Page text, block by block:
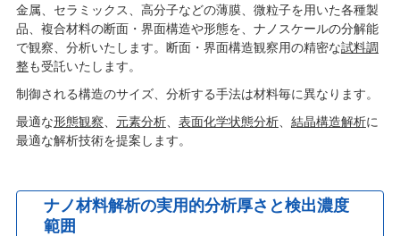
金属、セラミックス、高分子などの薄膜、微粒子を用いた各種製
品、複合材料の断面・界面構造や形態を、ナノスケールの分解能
で観察、分析いたします。断面・界面構造観察用の精密な試料調
整も受託いたします。
制御される構造のサイズ、分析する手法は材料毎に異なります。
最適な形態観察 元素分析、 表面化学状態分析、 結晶構造解析に
最適な解析技術を提案します。
ナノ材料解析の実用的分析厚さと検出濃度
範囲